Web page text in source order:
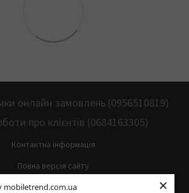
mobiletrend.com.ua
×
онлайн замовлень (0956510819)
про клієнтів (0684163305)
Контактна інформація
Повна версія сайту
Мапа сайту